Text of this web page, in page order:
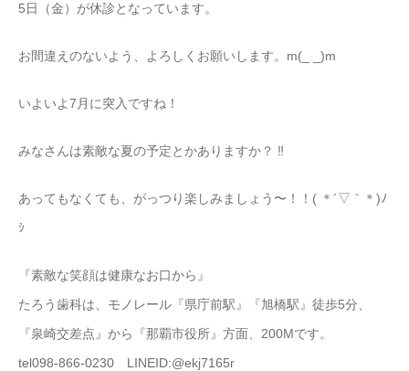
5日（金）が休診となっています。
お間違えのないよう、よろしくお願いします。m(_ _)m
いよいよ7月に突入ですね！
みなさんは素敵な夏の予定とかありますか？ ‼
あってもなくても、がっつり楽しみましょう〜！！( ＊´▽｀＊)ﾉ
ｼ
『素敵な笑顔は健康なお口から』
たろう歯科は、モノレール『県庁前駅』『旭橋駅』徒歩5分、
『泉崎交差点』から『那覇市役所』方面、200Mです。
tel098-866-0230 LINEID:@ekj7165r